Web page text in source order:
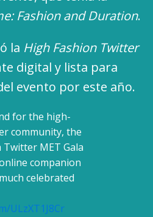
Fashion and Duration.
la High Fashion Twitter
digital y lista para
evento por este año.
for the high-
community, the
Twitter MET Gala
companion
celebrated
ULzXT1J8Cr